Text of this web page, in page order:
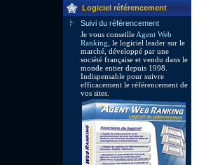
Logiciel référencement
Suivi du référencement
Je vous conseille Agent Web
Ranking , le logiciel leader sur le
marché, développé par une
société française et vendu dans le
monde entier depuis 1998.
Indispensable pour suivre
efficacement le référencement de
vos sites.